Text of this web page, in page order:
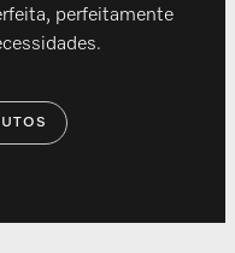
perfeitamente